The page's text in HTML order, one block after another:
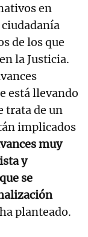
en
de los que
la Justicia.
está llevando
trata de un
implicados
muy
y
se
planteado.